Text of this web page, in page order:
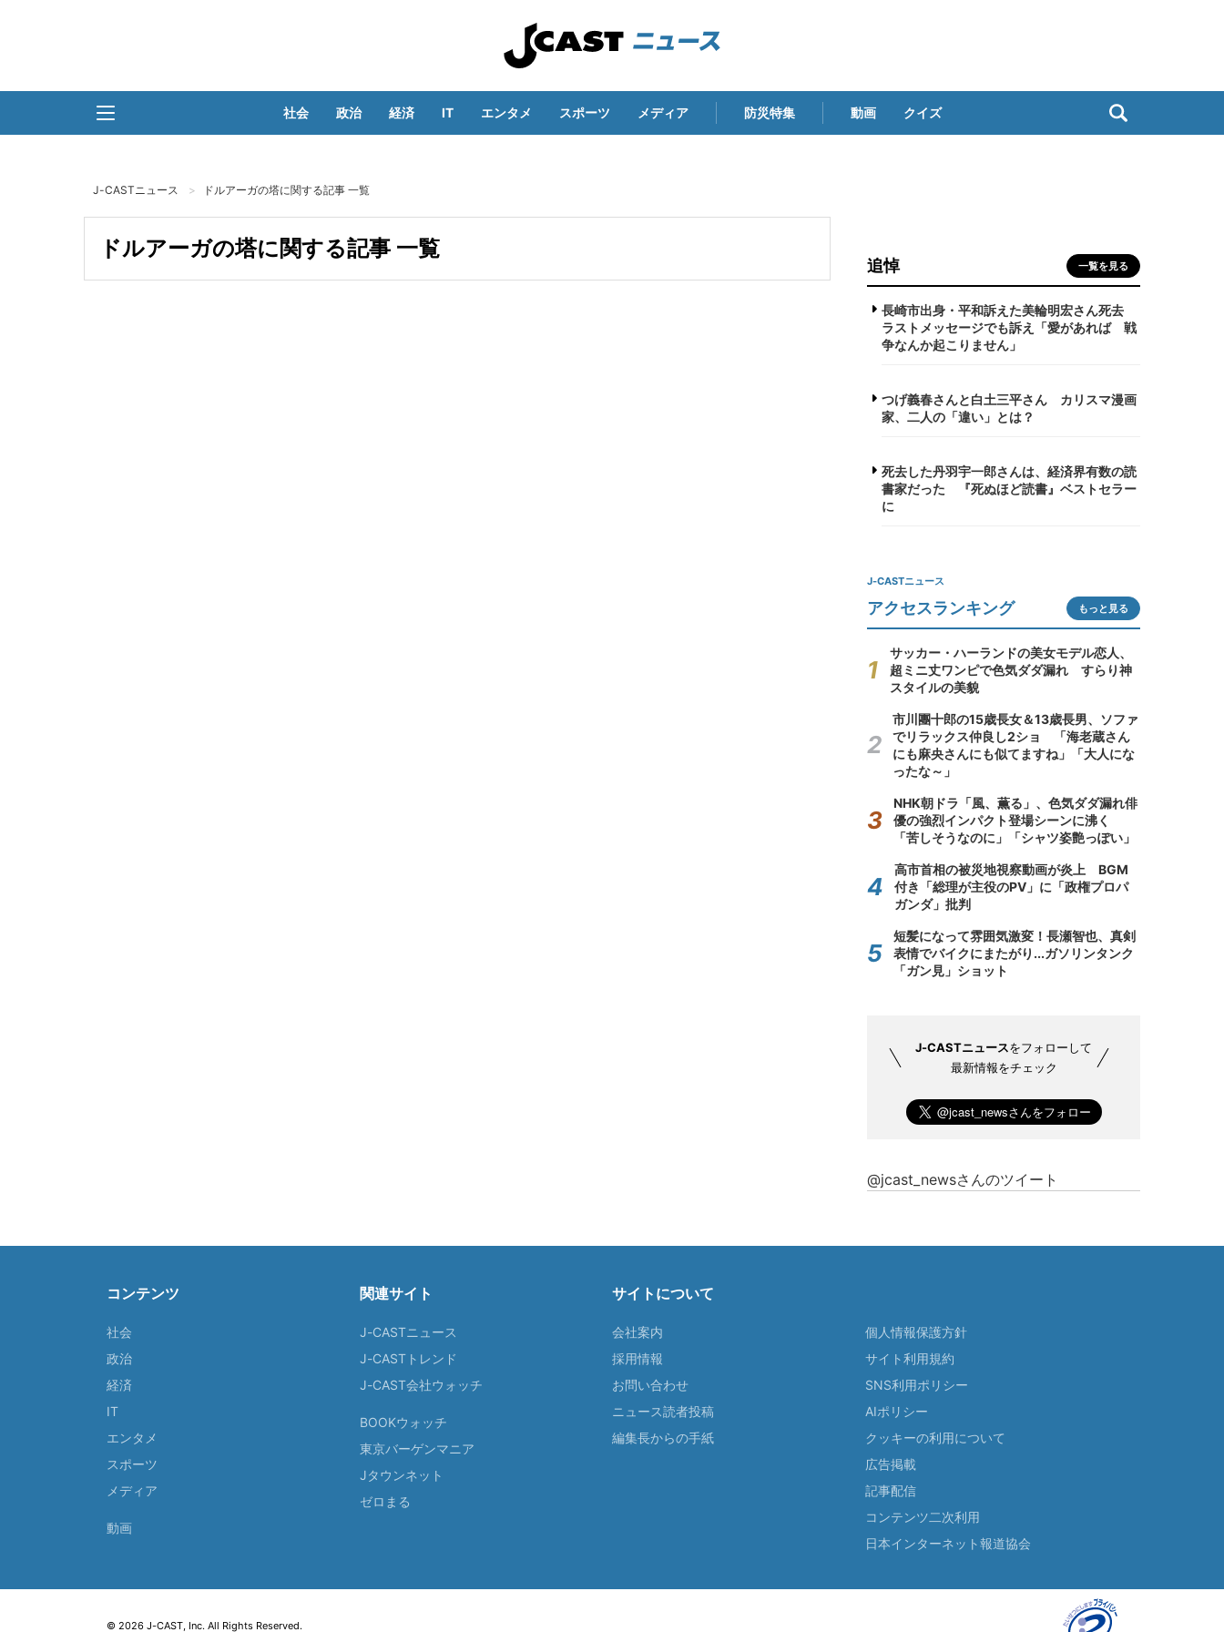
社会 政治 経済 IT エンタメ スポーツ メディア 防災特集 動画 クイズ
J-CASTニュース ドルアーガの塔に関する記事 一覧
ドルアーガの塔に関する記事 一覧
追悼 一覧を見る
長崎市出身・平和訴えた美輪明宏さん死去
ラストメッセージでも訴え「愛があれば 戦
争なんか起こりません」
つげ義春さんと白土三平さん カリスマ漫画
家、二人の「違い」とは？
死去した丹羽宇一郎さんは、経済界有数の読
書家だった 『死ぬほど読書』ベストセラー
に
J-CASTニュース
アクセスランキング もっと見る
サッカー・ハーランドの美女モデル恋人、
超ミニ丈ワンピで色気ダダ漏れ すらり神
スタイルの美貌
市川團十郎の15歳長女＆13歳長男、ソファ
でリラックス仲良し2ショ 「海老蔵さん
にも麻央さんにも似てますね」「大人にな
ったな～」
NHK朝ドラ「風、薫る」、色気ダダ漏れ俳
優の強烈インパクト登場シーンに沸く
「苦しそうなのに」「シャツ姿艶っぽい」
高市首相の被災地視察動画が炎上 BGM
付き「総理が主役のPV」に「政権プロパ
ガンダ」批判
短髪になって雰囲気激変！長瀬智也、真剣
表情でバイクにまたがり...ガソリンタンク
「ガン見」ショット
J-CASTニュースをフォローして
最新情報をチェック
@jcast_newsさんのツイート
コンテンツ
社会
政治
経済
IT
エンタメ
スポーツ
メディア
動画
関連サイト
J-CASTニュース
J-CASTトレンド
J-CAST会社ウォッチ
BOOKウォッチ
東京バーゲンマニア
Jタウンネット
ゼロまる
サイトについて
会社案内
採用情報
お問い合わせ
ニュース読者投稿
編集長からの手紙
個人情報保護方針
サイト利用規約
SNS利用ポリシー
AIポリシー
クッキーの利用について
広告掲載
記事配信
コンテンツ二次利用
日本インターネット報道協会
© 2026 J-CAST, Inc. All Rights Reserved.